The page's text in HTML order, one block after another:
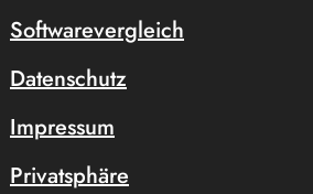
Softwarevergleich
Datenschutz
Impressum
Privatsphäre